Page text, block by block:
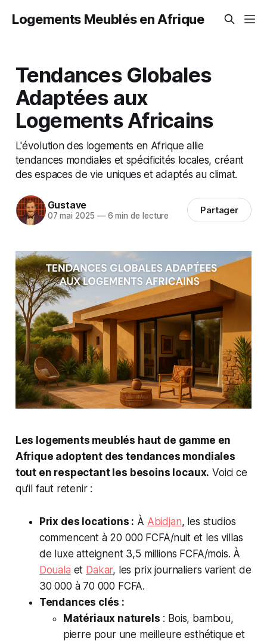
Logements Meublés en Afrique
Tendances Globales
Adaptées aux
Logements Africains
L'évolution des logements en Afrique allie
tendances mondiales et spécificités locales, créant
des espaces de vie uniques et adaptés au climat.
Gustave
07 mai 2025 —6 min de lecture Partager
Les logements meublés haut de gamme en
Afrique adoptent des tendances mondiales
tout en respectant les besoins locaux. Voici ce
qu'il faut retenir :
Prix des locations : À Abidjan, les studios
commencent à 20 000 FCFA/nuit et les villas
de luxe atteignent 3,5 millions FCFA/mois. À
Douala et Dakar, les prix journaliers varient de
30 000 à 70 000 FCFA.
Tendances clés :
Matériaux naturels : Bois, bambou,
pierre pour une meilleure esthétique et